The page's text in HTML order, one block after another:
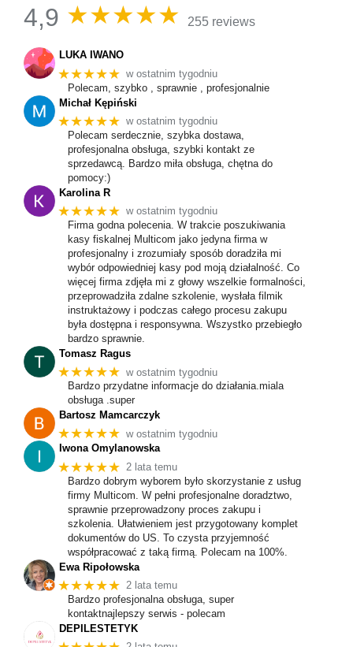
4,9 ★★★★★ 255 reviews
LUKA IWANO
★★★★★ w ostatnim tygodniu
Polecam, szybko , sprawnie , profesjonalnie
Michał Kępiński
★★★★★ w ostatnim tygodniu
Polecam serdecznie, szybka dostawa,
profesjonalna obsługa, szybki kontakt ze
sprzedawcą. Bardzo miła obsługa, chętna do
pomocy:)
Karolina R
★★★★★ w ostatnim tygodniu
Firma godna polecenia. W trakcie poszukiwania
kasy fiskalnej Multicom jako jedyna firma w
profesjonalny i zrozumiały sposób doradziła mi
wybór odpowiedniej kasy pod moją działalność. Co
więcej firma zdjęła mi z głowy wszelkie formalności,
przeprowadziła zdalne szkolenie, wysłała filmik
instruktażowy i podczas całego procesu zakupu
była dostępna i responsywna. Wszystko przebiegło
bardzo sprawnie.
Tomasz Ragus
★★★★★ w ostatnim tygodniu
Bardzo przydatne informacje do działania.miala
obsługa .super
Bartosz Mamcarczyk
★★★★★ w ostatnim tygodniu
Iwona Omylanowska
★★★★★ 2 lata temu
Bardzo dobrym wyborem było skorzystanie z usług
firmy Multicom. W pełni profesjonalne doradztwo,
sprawnie przeprowadzony proces zakupu i
szkolenia. Ułatwieniem jest przygotowany komplet
dokumentów do US. To czysta przyjemność
współpracować z taką firmą. Polecam na 100%.
Ewa Ripołowska
★★★★★ 2 lata temu
Bardzo profesjonalna obsługa, super
kontaktnajlepszy serwis - polecam
DEPILESTETYK